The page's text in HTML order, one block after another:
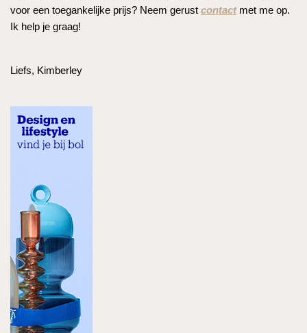
voor een toegankelijke prijs? Neem gerust contactmet me op.
Ik help je graag!
Liefs, Kimberley